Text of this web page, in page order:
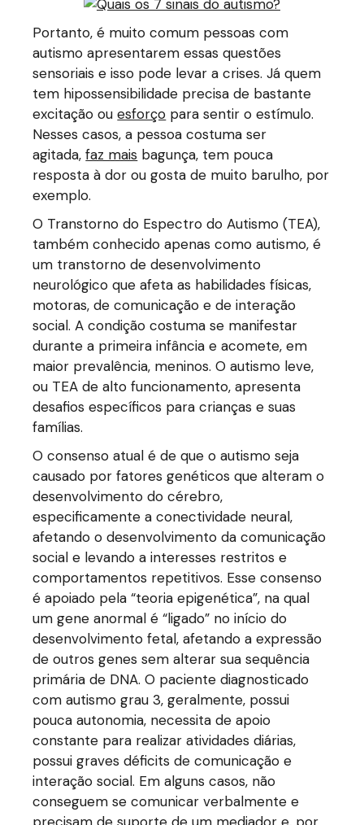
Portanto, é muito comum pessoas com
autismo apresentarem essas questões
sensoriais e isso pode levar a crises. Já quem
tem hipossensibilidade precisa de bastante
excitação ouesforço para sentir o estímulo.
Nesses casos, a pessoa costuma ser
agitada,faz mais bagunça, tem pouca
resposta à dor ou gosta de muito barulho, por
exemplo.
O Transtorno do Espectro do Autismo (TEA),
também conhecido apenas como autismo, é
um transtorno de desenvolvimento
neurológico que afeta as habilidades físicas,
motoras, de comunicação e de interação
social. A condição costuma se manifestar
durante a primeira infância e acomete, em
maior prevalência, meninos. O autismo leve,
ou TEA de alto funcionamento, apresenta
desafios específicos para crianças e suas
famílias.
O consenso atual é de que o autismo seja
causado por fatores genéticos que alteram o
desenvolvimento do cérebro,
especificamente a conectividade neural,
afetando o desenvolvimento da comunicação
social e levando a interesses restritos e
comportamentos repetitivos. Esse consenso
é apoiado pela “teoria epigenética”, na qual
um gene anormal é “ligado” no início do
desenvolvimento fetal, afetando a expressão
de outros genes sem alterar sua sequência
primária de DNA. O paciente diagnosticado
com autismo grau 3, geralmente, possui
pouca autonomia, necessita de apoio
constante para realizar atividades diárias,
possui graves déficits de comunicação e
interação social. Em alguns casos, não
conseguem se comunicar verbalmente e